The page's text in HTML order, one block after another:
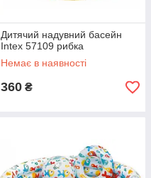
Дитячий надувний басейн
Intex 57109 рибка
Немає в наявності
360 ₴